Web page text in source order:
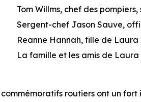
Tom Willms, chef des
Sergent-chef Jason Sauve,
Reanne Hannah, fille de
La famille et les amis de
routiers ont un